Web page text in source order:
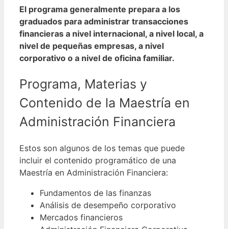
El programa generalmente prepara a los
graduados para administrar transacciones
financieras a nivel internacional, a nivel local, a
nivel de pequeñas empresas, a nivel
corporativo o a nivel de oficina familiar.
Programa, Materias y
Contenido de la Maestría en
Administración Financiera
Estos son algunos de los temas que puede
incluir el contenido programático de una
Maestría en Administración Financiera:
Fundamentos de las finanzas
Análisis de desempeño corporativo
Mercados financieros